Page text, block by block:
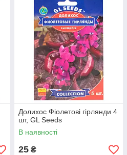
Долихос Фіолетові гірлянди 4
шт, GL Seeds
В наявності
25 ₴